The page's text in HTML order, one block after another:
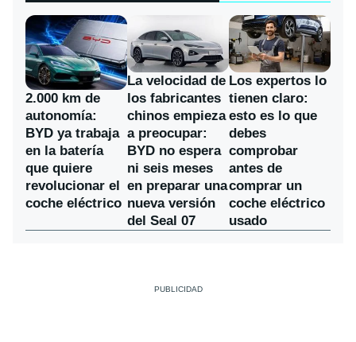
2.000 km de
autonomía:
BYD ya trabaja
en la batería
que quiere
revolucionar el
coche eléctrico
La velocidad de
los fabricantes
chinos empieza
a preocupar:
BYD no espera
ni seis meses
en preparar una
nueva versión
del Seal 07
Los expertos lo
tienen claro:
esto es lo que
debes
comprobar
antes de
comprar un
coche eléctrico
usado